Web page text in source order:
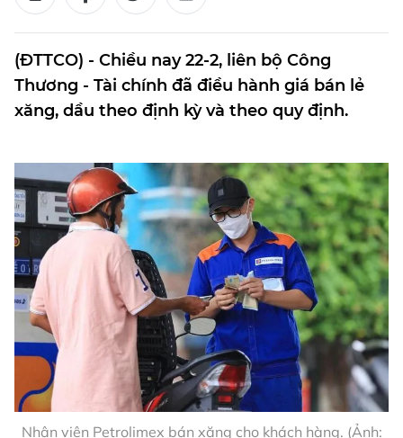
(ĐTTCO) - Chiều nay 22-2, liên bộ Công
Thương - Tài chính đã điều hành giá bán lẻ
xăng, dầu theo định kỳ và theo quy định.
Nhân viên Petrolimex bán xăng cho khách hàng. (Ảnh: